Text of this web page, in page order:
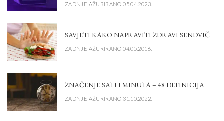
ZADNJE AŽURIRANO 05.04.2023.
SAVJETI KAKO NAPRAVITI ZDRAVI SENDVIČ
ZADNJE AŽURIRANO 04.05.2016.
ZNAČENJE SATI I MINUTA – 48 DEFINICIJA
ZADNJE AŽURIRANO 31.10.2022.